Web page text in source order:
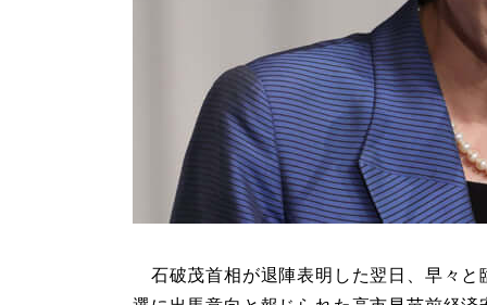
石破茂首相が退陣表明した翌日、早々と